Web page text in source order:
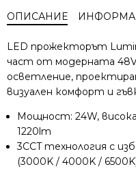
за
осветление
Lumines
Genesis
LUM-
0105-
24W
ОПИСАНИЕ
LED прожекторът
част от модерната
осветление,
визуален комфорт и
Мощност: 24W,
1220lm
3CCT технология с
(3000K / 4000K /